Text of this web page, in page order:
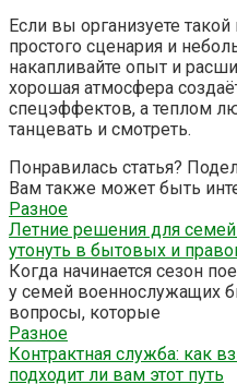
Если вы организуете
простого сценария и
накапливайте опыт и
хорошая атмосфера
спецэффектов, а теплом
танцевать и смотреть.
Понравилась статья?
Вам также может быть
Разное
Летние решения для
утонуть в бытовых и
Когда начинается сезон
у семей военнослужащих
вопросы, которые
Разное
Контрактная служба: как
подходит ли вам этот путь